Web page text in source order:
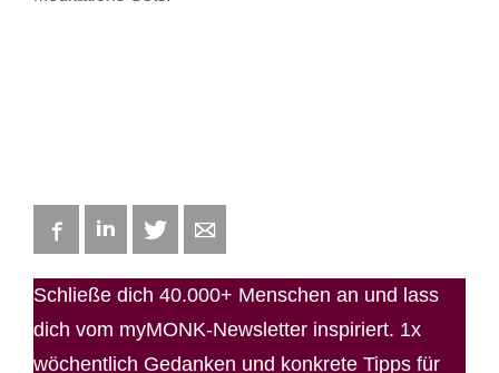
FacebookLinkedIn Twitter
Schließe dich 40.000+ Menschen an und lass
dich vom myMONK-Newsletter inspiriert. 1x
wöchentlich Gedanken und konkrete Tipps für